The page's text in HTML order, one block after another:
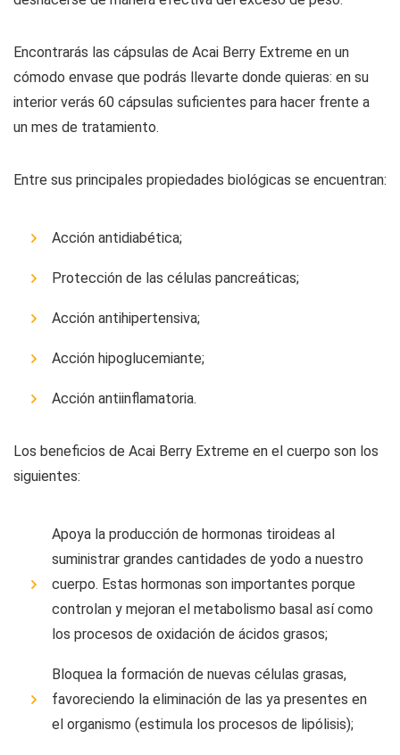
Encontrarás las cápsulas de Acai Berry Extreme en un
cómodo envase que podrás llevarte donde quieras: en su
interior verás 60 cápsulas suficientes para hacer frente a
un mes de tratamiento.
Entre sus principales propiedades biológicas se encuentran:
Acción antidiabética;
Protección de las células pancreáticas;
Acción antihipertensiva;
Acción hipoglucemiante;
Acción antiinflamatoria.
Los beneficios de Acai Berry Extreme en el cuerpo son los
siguientes:
Apoya la producción de hormonas tiroideas al
suministrar grandes cantidades de yodo a nuestro
cuerpo. Estas hormonas son importantes porque
controlan y mejoran el metabolismo basal así como
los procesos de oxidación de ácidos grasos;
Bloquea la formación de nuevas células grasas,
favoreciendo la eliminación de las ya presentes en
el organismo (estimula los procesos de lipólisis);